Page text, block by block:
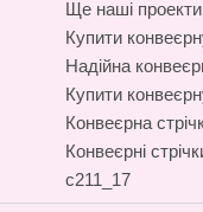
Ще наші
Купити
Надійна
Купити
Конвеєрна
Конвеєрні
c211_17